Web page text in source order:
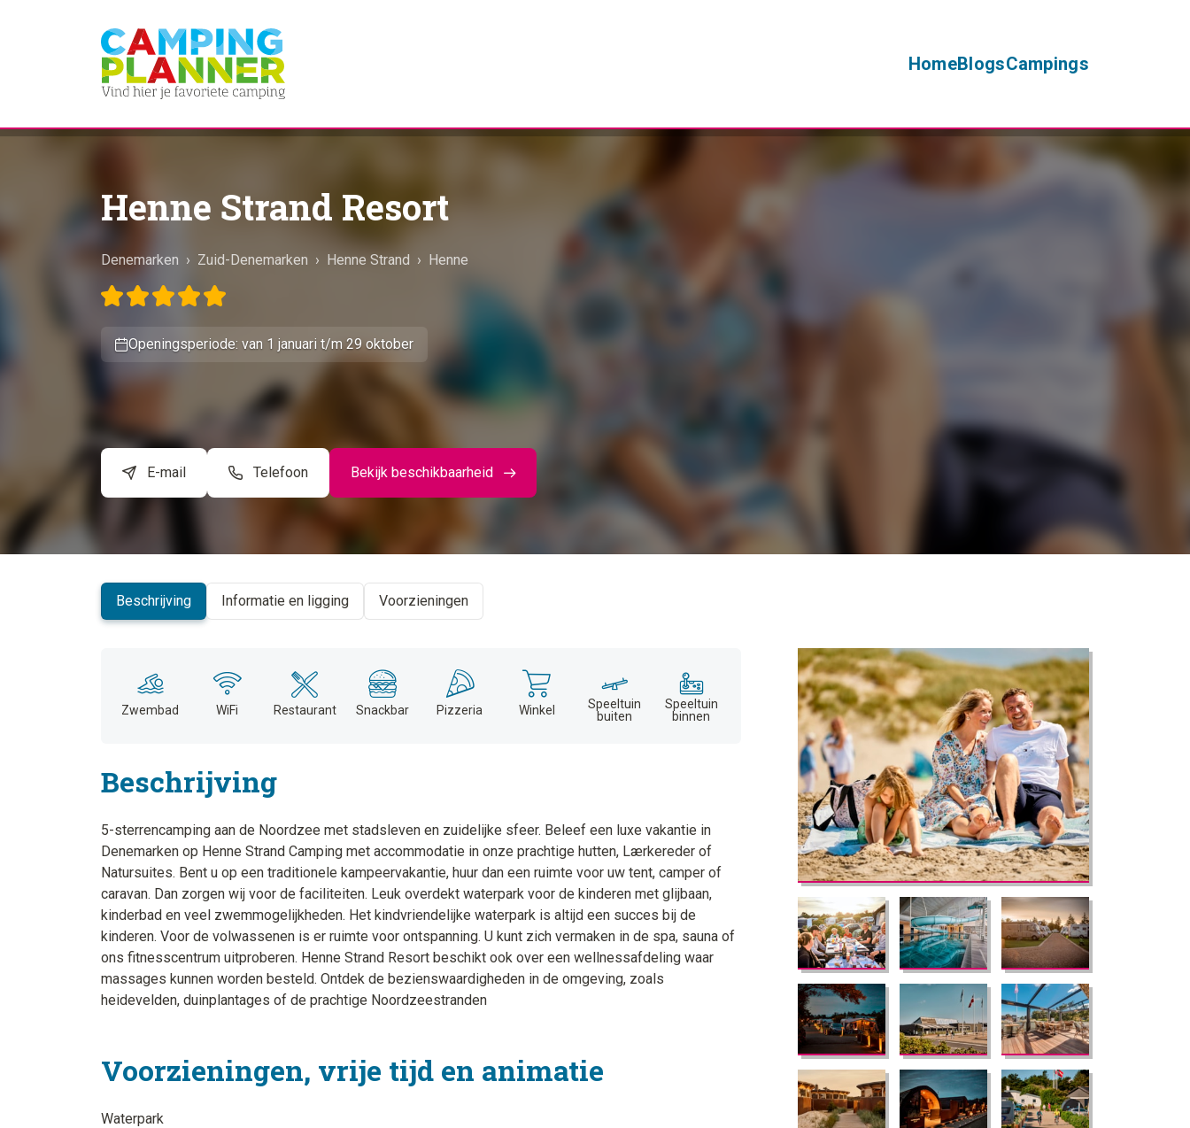
HomeBlogsCampings
Henne Strand Resort
Denemarken › Zuid-Denemarken › Henne Strand › Henne
Openingsperiode: van 1 januari t/m 29 oktober
E-mail Telefoon Bekijk beschikbaarheid
Beschrijving Informatie en ligging Voorzieningen
Zwembad WiFi Restaurant Snackbar Pizzeria Winkel
Speeltuin
buiten
Speeltuin
binnen
Beschrijving
5-sterrencamping aan de Noordzee met stadsleven en zuidelijke sfeer. Beleef een luxe vakantie in
Denemarken op Henne Strand Camping met accommodatie in onze prachtige hutten, Lærkereder of
Natursuites. Bent u op een traditionele kampeervakantie, huur dan een ruimte voor uw tent, camper of
caravan. Dan zorgen wij voor de faciliteiten. Leuk overdekt waterpark voor de kinderen met glijbaan,
kinderbad en veel zwemmogelijkheden. Het kindvriendelijke waterpark is altijd een succes bij de
kinderen. Voor de volwassenen is er ruimte voor ontspanning. U kunt zich vermaken in de spa, sauna of
ons fitnesscentrum uitproberen. Henne Strand Resort beschikt ook over een wellnessafdeling waar
massages kunnen worden besteld. Ontdek de bezienswaardigheden in de omgeving, zoals
heidevelden, duinplantages of de prachtige Noordzeestranden
Voorzieningen, vrije tijd en animatie
Waterpark